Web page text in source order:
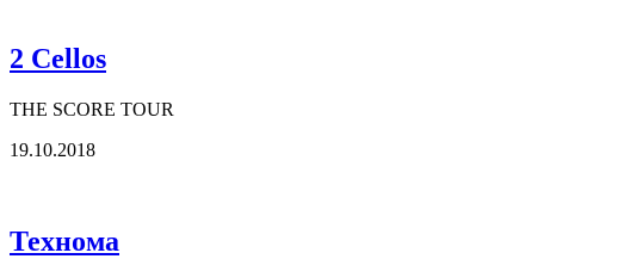
2 Cellos
THE SCORE TOUR
19.10.2018
Технома